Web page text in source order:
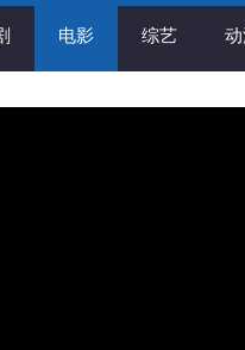
电影 综艺